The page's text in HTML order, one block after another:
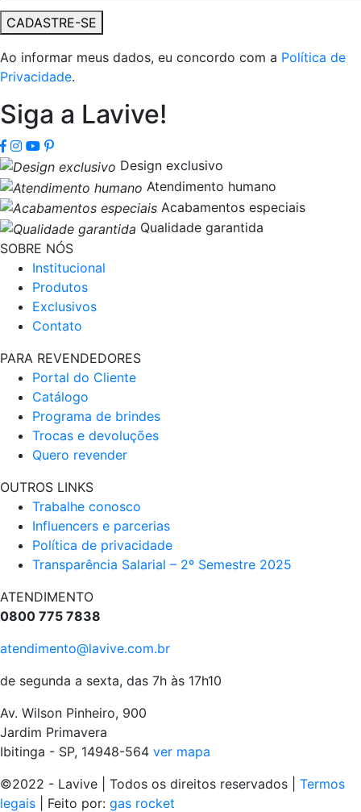
CADASTRE-SE
Ao informar meus dados, eu concordo com a Política de
Privacidade.
Siga a Lavive!
Design exclusivo
Atendimento humano
Acabamentos especiais
Qualidade garantida
SOBRE NÓS
Institucional
Produtos
Exclusivos
Contato
PARA REVENDEDORES
Portal do Cliente
Catálogo
Programa de brindes
Trocas e devoluções
Quero revender
OUTROS LINKS
Trabalhe conosco
Influencers e parcerias
Política de privacidade
Transparência Salarial – 2º Semestre 2025
ATENDIMENTO
0800 775 7838
atendimento@lavive.com.br
de segunda a sexta, das 7h às 17h10
Av. Wilson Pinheiro, 900
Jardim Primavera
Ibitinga - SP, 14948-564 ver mapa
©2022 - Lavive | Todos os direitos reservados | Termos
legais | Feito por: gas rocket